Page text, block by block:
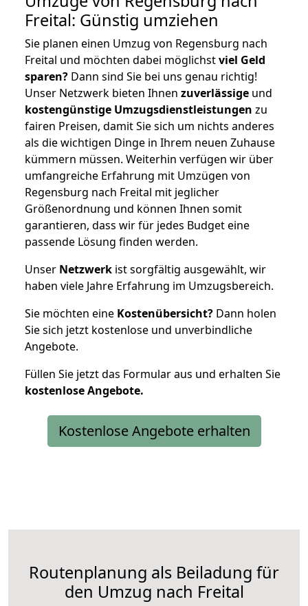
Freital: Günstig umziehen
Sie planen einen Umzug von Regensburg nach
Freital und möchten dabei möglichstviel Geld
sparen? Dann sind Sie bei uns genau richtig!
Unser Netzwerk bieten Ihnen zuverlässige und
kostengünstige Umzugsdienstleistungen zu
fairen Preisen, damit Sie sich um nichts anderes
als die wichtigen Dinge in Ihrem neuen Zuhause
kümmern müssen. Weiterhin verfügen wir über
umfangreiche Erfahrung mit Umzügen von
Regensburg nach Freital mit jeglicher
Größenordnung und können Ihnen somit
garantieren, dass wir für jedes Budget eine
passende Lösung finden werden.
Unser Netzwerk ist sorgfältig ausgewählt, wir
haben viele Jahre Erfahrung im Umzugsbereich.
Sie möchten eine Kostenübersicht? Dann holen
Sie sich jetzt kostenlose und unverbindliche
Angebote.
Füllen Sie jetzt das Formular aus und erhalten Sie
kostenloseAngebote.
Kostenlose Angebote erhalten
Routenplanung als Beiladung für
den Umzug nach Freital